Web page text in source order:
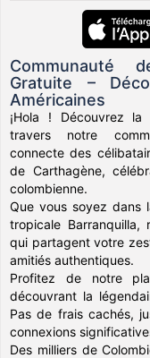
Communauté
Gratuite –
Américaines
¡Hola ! Découvrez
travers notre
connecte des
de Carthagène,
colombienne.
Que vous soyez dans
tropicale Barranquilla,
qui partagent votre
amitiés authentiques.
Profitez de notre
découvrant la
Pas de frais cachés,
connexions
Des milliers de